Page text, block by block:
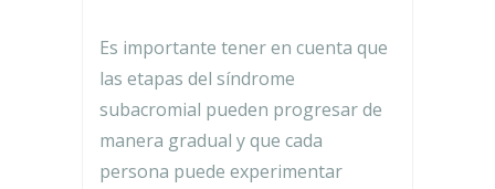
Es importante tener en cuenta que
las etapas del síndrome
subacromial pueden progresar de
manera gradual y que cada
persona puede experimentar